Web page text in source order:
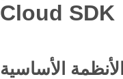
Cloud SDK
الأساسية